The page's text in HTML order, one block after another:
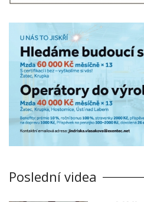
Poslední videa